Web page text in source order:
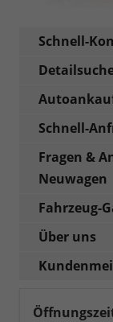
Schnell-
Schnell-
Fragen &
Neuwagen
Fahrzeug-
Über uns